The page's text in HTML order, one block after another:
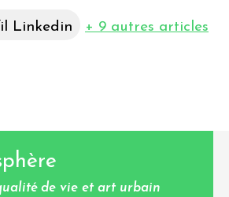
Linkedin + 9 autres articles
de vie et art urbain